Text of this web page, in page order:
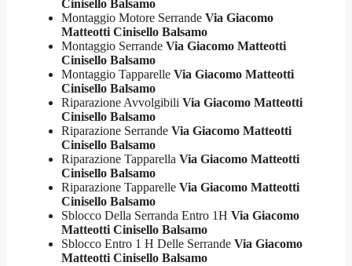
Cinisello Balsamo
Montaggio Motore Serrande Via Giacomo
Matteotti Cinisello Balsamo
Montaggio Serrande Via Giacomo Matteotti
Cinisello Balsamo
Montaggio Tapparelle Via Giacomo Matteotti
Cinisello Balsamo
Riparazione Avvolgibili Via Giacomo Matteotti
Cinisello Balsamo
Riparazione Serrande Via Giacomo Matteotti
Cinisello Balsamo
Riparazione Tapparella Via Giacomo Matteotti
Cinisello Balsamo
Riparazione Tapparelle Via Giacomo Matteotti
Cinisello Balsamo
Sblocco Della Serranda Entro 1H Via Giacomo
Matteotti Cinisello Balsamo
Sblocco Entro 1 H Delle Serrande Via Giacomo
Matteotti Cinisello Balsamo